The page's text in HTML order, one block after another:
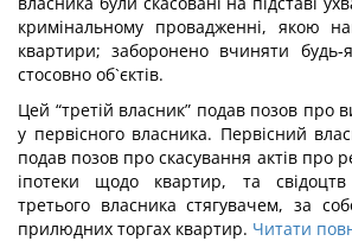
кримінальному провадженні, якою
квартири; заборонено вчиняти будь-
стосовно об`єктів.
Цей “третій власник” подав позов про
у первісного власника. Первісний
подав позов про скасування актів про
іпотеки щодо квартир, та
третього власника стягувачем, за
прилюдних торгах квартир. Читати